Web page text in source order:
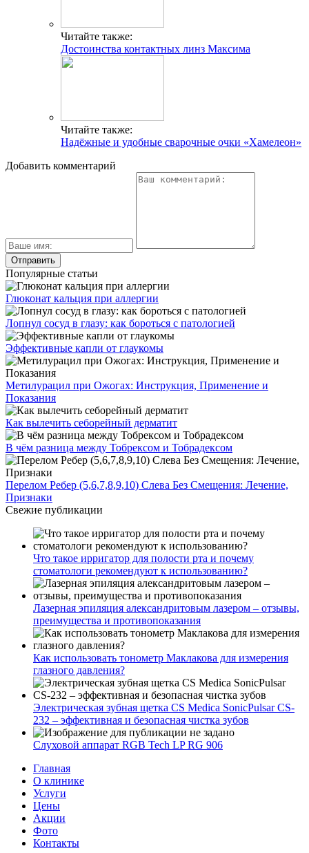
Читайте также:
Достоинства контактных линз Максима
Читайте также:
Надёжные и удобные сварочные очки «Хамелеон»
Добавить комментарий
Популярные статьи
Глюконат кальция при аллергии
Лопнул сосуд в глазу: как бороться с патологией
Эффективные капли от глаукомы
Метилурацил при Ожогах: Инструкция, Применение и
Показания
Как вылечить себорейный дерматит
В чём разница между Тобрексом и Тобрадексом
Перелом Ребер (5,6,7,8,9,10) Слева Без Смещения: Лечение,
Признаки
Свежие публикации
Что такое ирригатор для полости рта и почему
стоматологи рекомендуют к использованию?
Лазерная эпиляция александритовым лазером – отзывы,
преимущества и противопоказания
Как использовать тонометр Маклакова для измерения
глазного давления?
Электрическая зубная щетка CS Medica SonicPulsar CS-
232 – эффективная и безопасная чистка зубов
Слуховой аппарат RGB Tech LP RG 906
Главная
О клинике
Услуги
Цены
Акции
Фото
Контакты